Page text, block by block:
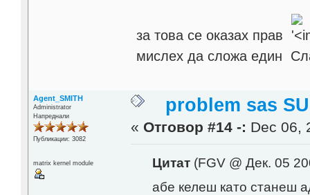
за това се оказах прав
мислех да сложа един
Agent_SMITH
Administrator
Напреднали
Публикации: 3082
matrix kernel module
problem sas
« Отговор #14 -: Dec 06,
Цитат(FGV @ Дек. 05
абе келеш като станеш